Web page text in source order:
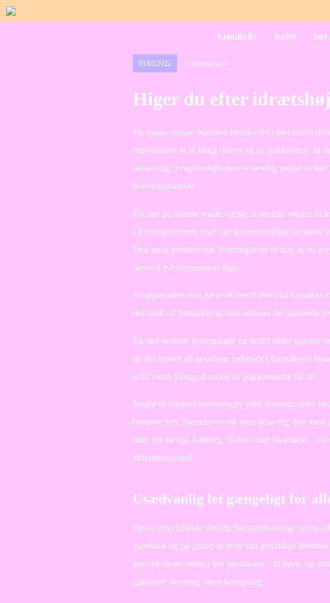
familieliv baby
01/03/2022 Uncategorized
Higer du efter
En masse online butikker frembyder i øjeblikket
efterhånden at få bragt ordren til en pakkeshop, så
passer dig. Fragtmuligheden er nemlig meget
leveringsmetode.
Du bør på samme måde vælge at bestille ordren til
Leveringsformen viser sig gennemsnitligt en smule
Den mest prisbevidste leveringstype er dog at du
nærved e-forretningens lager.
Fragtperioden kan være ekstremt relevant forudsat
det fuldt ud fornuftigt at man efterser det anslåede
En stor portion forretninger på nettet stiller garanti
da det beroer på at ordren indsendes forinden et
at få varen klargjort inden de pakkeansatte får fri.
Nogle få internet forretninger yder levering uden
bestemt pris. Derudover må man udse dig den
man bor tæt på Aalborg, Hobro eller Skælskør – vil
afhentningssted.
Usædvanlig let gængeligt for
Det er efterhånden vældig hensigtsmæssigt for os
varehuse og på grund af dette har adskillige
specielt deres bedst i test produkter – til børn, og
garantere levering uden beregning.